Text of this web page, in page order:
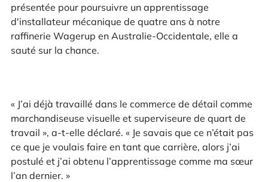
présentée pour poursuivre un apprentissage
d'installateur mécanique de quatre ans à notre
raffinerie Wagerup en Australie-Occidentale, elle a
sauté sur la chance.
« J’ai déjà travaillé dans le commerce de détail comme
marchandiseuse visuelle et superviseure de quart de
travail », a-t-elle déclaré. « Je savais que ce n’était pas
ce que je voulais faire en tant que carrière, alors j’ai
postulé et j’ai obtenu l’apprentissage comme ma sœur
l’an dernier. »